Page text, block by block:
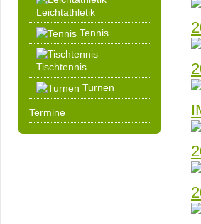
Leichtathletik
Tennis
Tischtennis
Turnen
Termine